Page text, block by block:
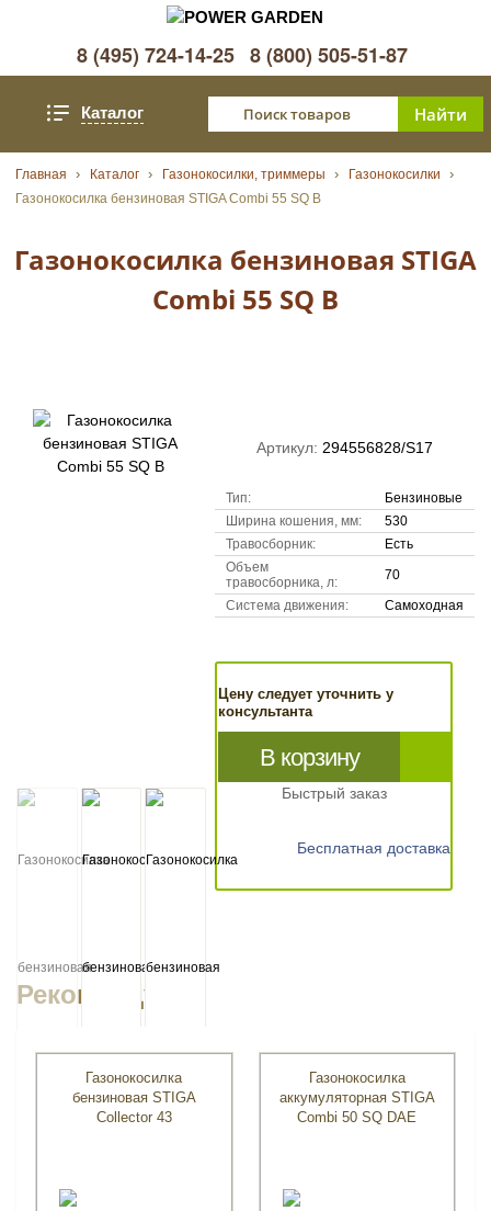
8 (495) 724-14-25 8 (800) 505-51-87
Каталог
Главная Каталог Газонокосилки, триммеры
Газонокосилки
Газонокосилка бензиновая STIGA Combi 55 SQ B
Газонокосилка бензиновая STIGA
Combi 55 SQ B
Артикул: 294556828/S17
Тип:
Бензиновые
Ширина кошения, мм:
530
Травосборник:
Есть
Объем
травосборника, л:
70
Система движения:
Самоходная
Цену следует уточнить у
консультанта
В корзину
Быстрый заказ
Бесплатная доставка
Рекомендуем
Газонокосилка
бензиновая STIGA
Collector 43
Газонокосилка
аккумуляторная STIGA
Combi 50 SQ DAE